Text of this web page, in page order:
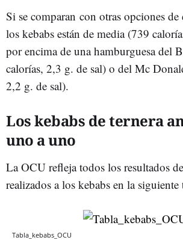
Si se comparan con otras opciones
los kebabs están de media (739
por encima de una hamburguesa del
calorías, 2,3 g. de sal) o del Mc
2,2 g. de sal).
Los kebabs de ternera
uno a uno
La OCU refleja todos los resultados
realizados a los kebabs en la siguiente
Tabla_kebabs_OCU